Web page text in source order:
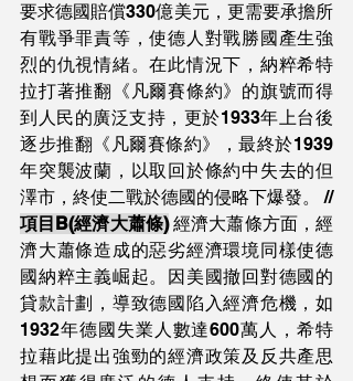
要求德國賠償330億美元，更需要承擔所
有戰爭罪責等，使德人對戰勝國產生強
烈的仇視情緒。在此情況下，納粹希特
拉打著推翻《凡爾賽條約》的旗號而得
到人民的廣泛支持，更於1933年上台後
逐步推翻《凡爾賽條約》，最終於1939
年突襲波蘭，以取回於條約中失去的但
澤市，終使二戰於德國的侵略下爆發。 //
項目B(經濟大蕭條) 經濟大蕭條方面，經
濟大蕭條造成的惡劣經濟環境同樣使德
國納粹主義崛起。因美國撤回對德國的
貸款計劃，導致德國陷入經濟危機，如
1932年德國失業人數達600萬人，希特
拉藉此提出強勁的經濟政策及反共產思